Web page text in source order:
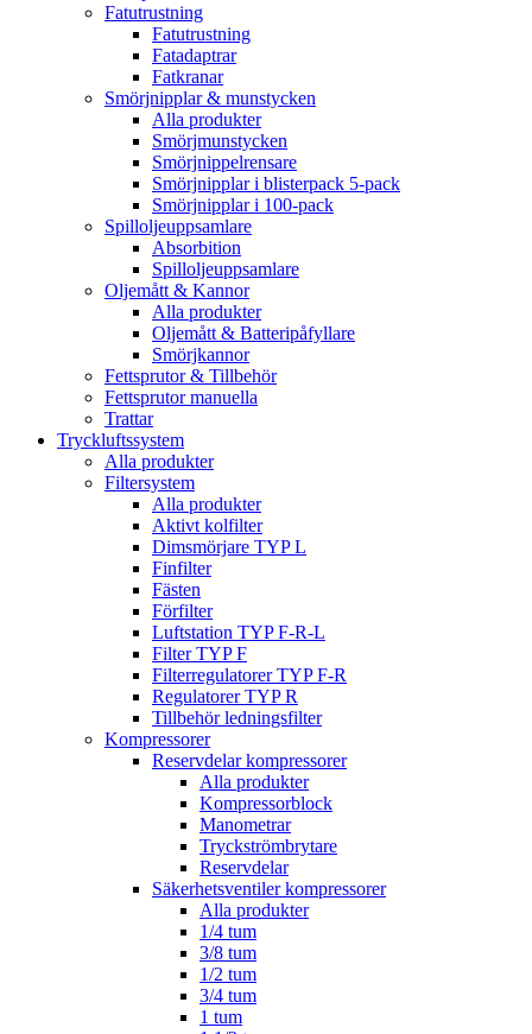
Fatutrustning
Fatutrustning
Fatadaptrar
Fatkranar
Smörjnipplar & munstycken
Alla produkter
Smörjmunstycken
Smörjnippelrensare
Smörjnipplar i blisterpack 5-pack
Smörjnipplar i 100-pack
Spilloljeuppsamlare
Absorbition
Spilloljeuppsamlare
Oljemått & Kannor
Alla produkter
Oljemått & Batteripåfyllare
Smörjkannor
Fettsprutor & Tillbehör
Fettsprutor manuella
Trattar
Tryckluftssystem
Alla produkter
Filtersystem
Alla produkter
Aktivt kolfilter
Dimsmörjare TYP L
Finfilter
Fästen
Förfilter
Luftstation TYP F-R-L
Filter TYP F
Filterregulatorer TYP F-R
Regulatorer TYP R
Tillbehör ledningsfilter
Kompressorer
Reservdelar kompressorer
Alla produkter
Kompressorblock
Manometrar
Tryckströmbrytare
Reservdelar
Säkerhetsventiler kompressorer
Alla produkter
1/4 tum
3/8 tum
1/2 tum
3/4 tum
1 tum